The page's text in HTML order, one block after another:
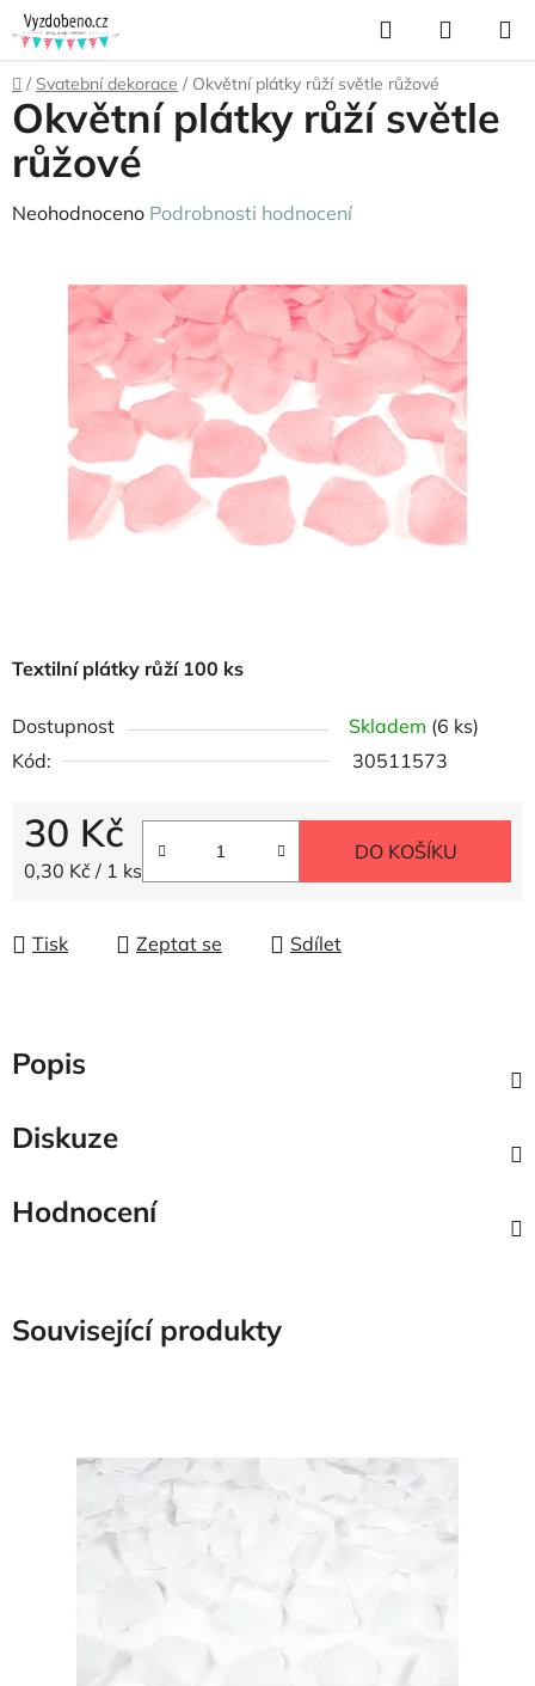
Přejít
na
obsah
Hledat
KOŠÍK
Domů
/ Svatební dekorace / Okvětní plátky růží světle růžové
Textilní plátky růží 100 ks
Dostupnost Skladem (6 ks)
Kód:
30511573
30 Kč
Měrná cena:
0,30 Kč / 1 ks
DO KOŠÍKU
Tisk Zeptat se Sdílet
Okvětní plátky růží světle
růžové
Průměrné
hvězdiček.
Neohodnoceno Podrobnosti hodnocení
Popis
Diskuze
Hodnocení
Související produkty